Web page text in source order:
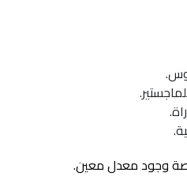
وجود معدل معين.